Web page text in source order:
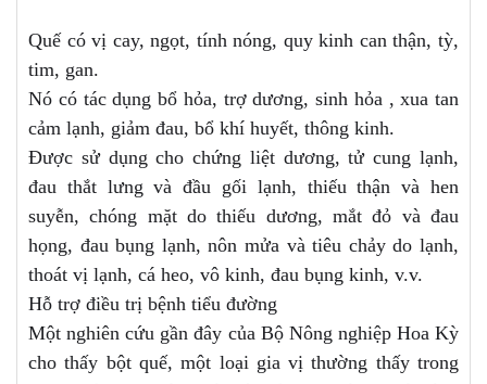
Quế có vị cay, ngọt, tính nóng, quy kinh can thận, tỳ,
tim, gan.
Nó có tác dụng bổ hỏa, trợ dương, sinh hỏa , xua tan
cảm lạnh, giảm đau, bổ khí huyết, thông kinh.
Được sử dụng cho chứng liệt dương, tử cung lạnh,
đau thắt lưng và đầu gối lạnh, thiếu thận và hen
suyễn, chóng mặt do thiếu dương, mắt đỏ và đau
họng, đau bụng lạnh, nôn mửa và tiêu chảy do lạnh,
thoát vị lạnh, cá heo, vô kinh, đau bụng kinh, v.v.
Hỗ trợ điều trị bệnh tiểu đường
Một nghiên cứu gần đây của Bộ Nông nghiệp Hoa Kỳ
cho thấy bột quế, một loại gia vị thường thấy trong